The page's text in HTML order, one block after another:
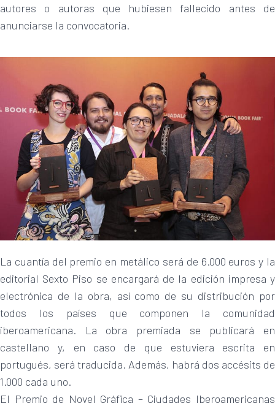
autores o autoras que hubiesen fallecido antes de
anunciarse la convocatoria.
La cuantía del premio en metálico será de 6.000 euros y la
editorial Sexto Piso se encargará de la edición impresa y
electrónica de la obra, así como de su distribución por
todos los países que componen la comunidad
iberoamericana. La obra premiada se publicará en
castellano y, en caso de que estuviera escrita en
portugués, será traducida. Además, habrá dos accésits de
1.000 cada uno.
El Premio de Novel Gráfica – Ciudades Iberoamericanas